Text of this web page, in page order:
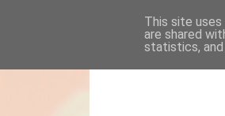
This site
are shared
statistics,